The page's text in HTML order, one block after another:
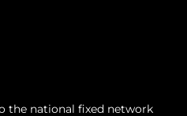
the national fixed network